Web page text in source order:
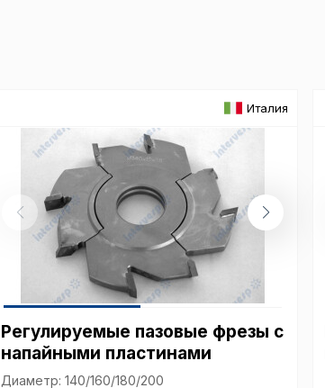
Италия
Регулируемые пазовые фрезы с
напайными пластинами
Диаметр: 140/160/180/200